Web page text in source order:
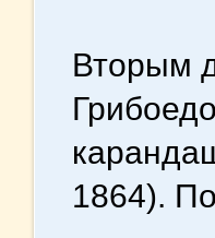
Вторым
1864).